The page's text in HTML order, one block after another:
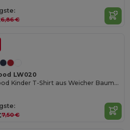
6,86 €
LW020
Larkwood Kinder T-Shirt aus Weicher Baumwolle
7,50 €